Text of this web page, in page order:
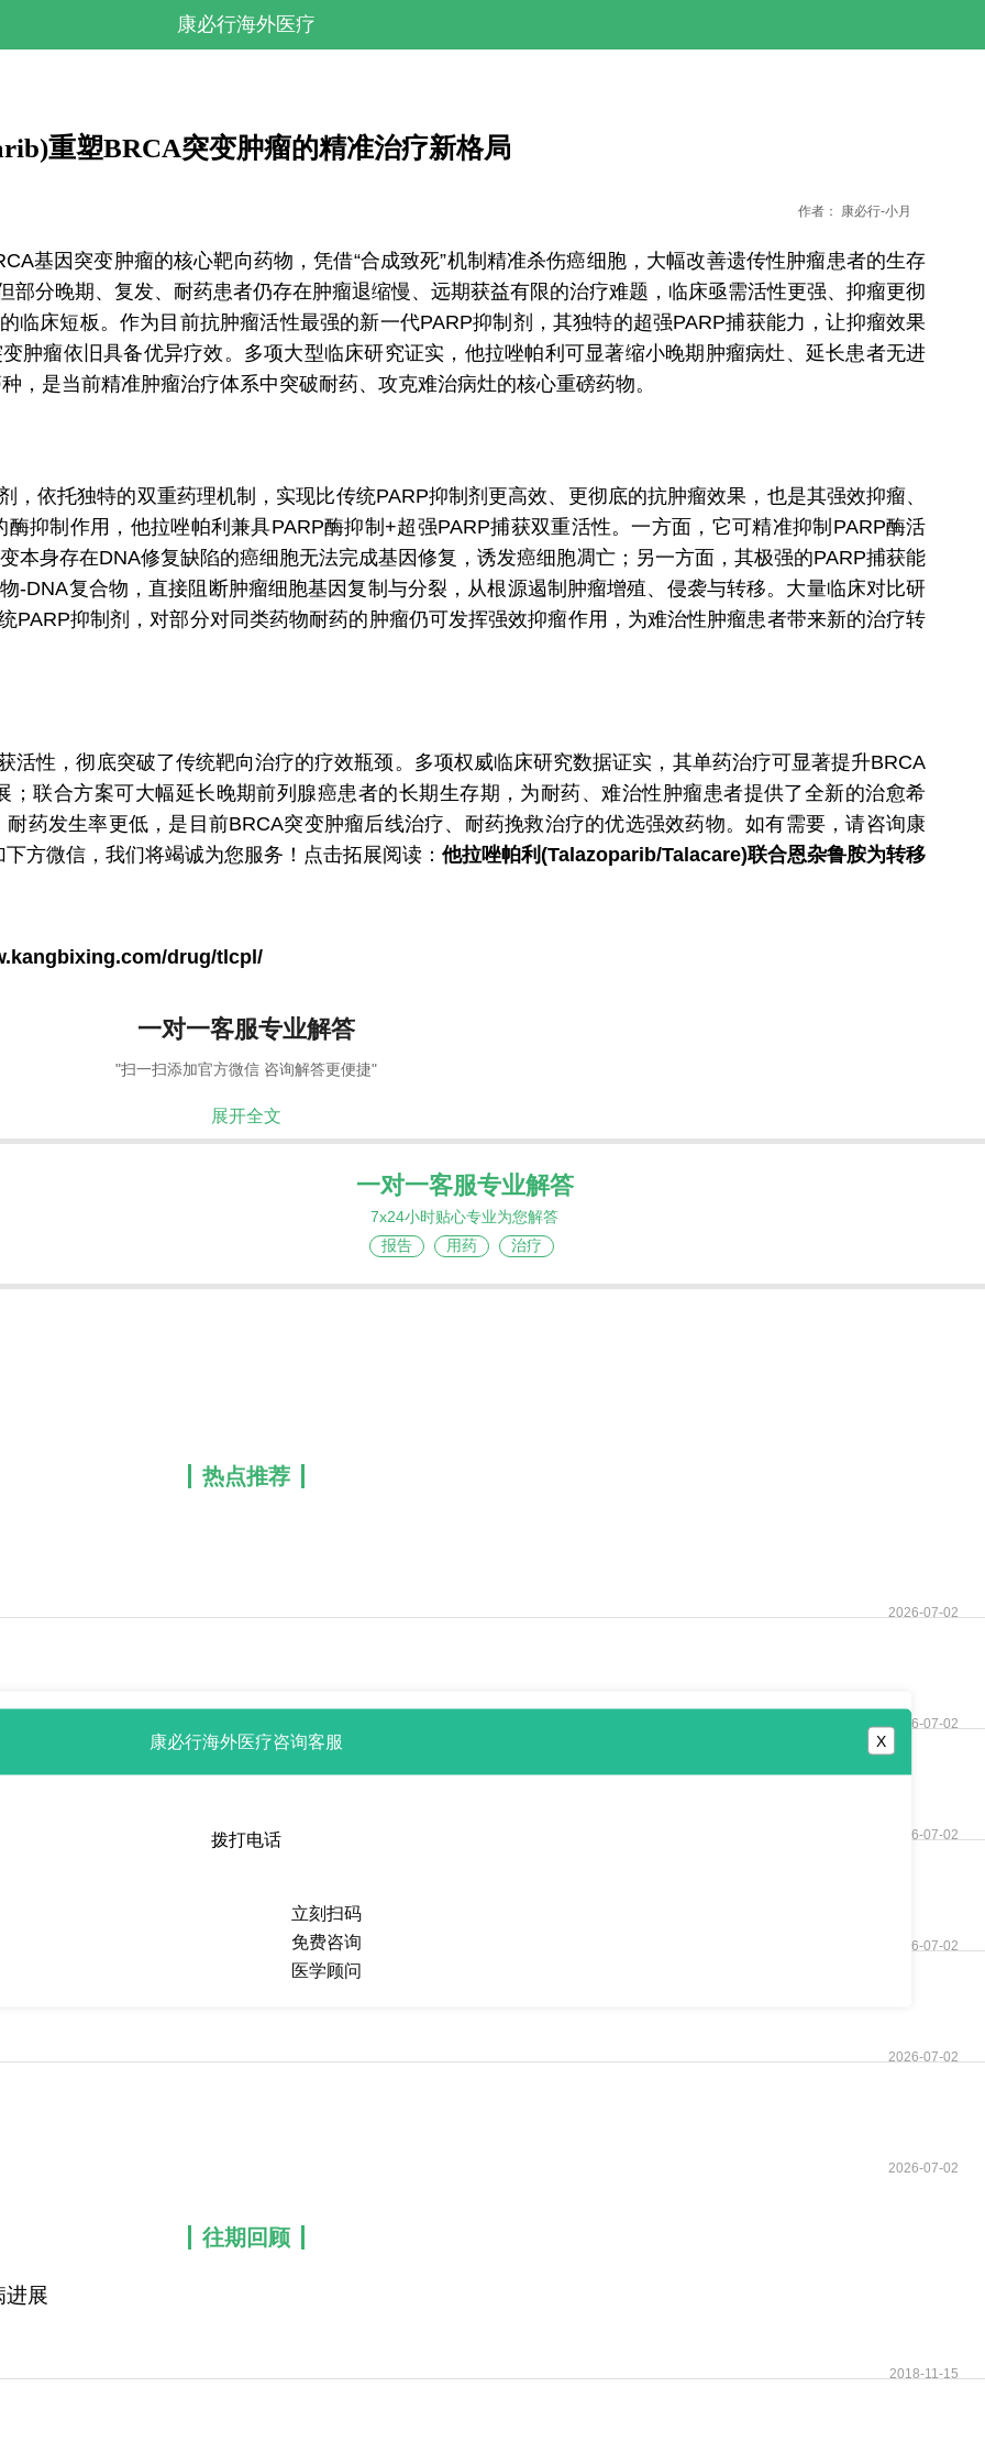
康必行海外医疗
重塑BRCA突变肿瘤的精准治疗新格局
作者： 康必行-小月
因突变肿瘤的核心靶向药物，凭借“合成致死”机制精准杀伤癌细胞，大幅改善遗传性肿瘤患者的生存
部分晚期、复发、耐药患者仍存在肿瘤退缩慢、远期获益有限的治疗难题，临床亟需活性更强、抑瘤更彻
临床短板。作为目前抗肿瘤活性最强的新一代PARP抑制剂，其独特的超强PARP捕获能力，让抑瘤效果
肿瘤依旧具备优异疗效。多项大型临床研究证实，他拉唑帕利可显著缩小晚期肿瘤病灶、延长患者无进
，是当前精准肿瘤治疗体系中突破耐药、攻克难治病灶的核心重磅药物。
，依托独特的双重药理机制，实现比传统PARP抑制剂更高效、更彻底的抗肿瘤效果，也是其强效抑瘤、
抑制作用，他拉唑帕利兼具PARP酶抑制+超强PARP捕获双重活性。一方面，它可精准抑制PARP酶活
本身存在DNA修复缺陷的癌细胞无法完成基因修复，诱发癌细胞凋亡；另一方面，其极强的PARP捕获能
-DNA复合物，直接阻断肿瘤细胞基因复制与分裂，从根源遏制肿瘤增殖、侵袭与转移。大量临床对比研
PARP抑制剂，对部分对同类药物耐药的肿瘤仍可发挥强效抑瘤作用，为难治性肿瘤患者带来新的治疗转
，彻底突破了传统靶向治疗的疗效瓶颈。多项权威临床研究数据证实，其单药治疗可显著提升BRCA
联合方案可大幅延长晚期前列腺癌患者的长期生存期，为耐药、难治性肿瘤患者提供了全新的治愈希
药发生率更低，是目前BRCA突变肿瘤后线治疗、耐药挽救治疗的优选强效药物。如有需要，请咨询康
方微信，我们将竭诚为您服务！点击拓展阅读：他拉唑帕利(Talazoparib/Talacare)联合恩杂鲁胺为转移
drug/tlcpl/
一对一客服专业解答
"扫一扫添加官方微信 咨询解答更便捷"
展开全文
一对一客服专业解答
7x24小时贴心专业为您解答
报告
用药 治疗
热点推荐
2026-07-02
2026-07-02
2026-07-02
2026-07-02
2026-07-02
2026-07-02
往期回顾
进展
2018-11-15
康必行海外医疗咨询客服 X
拨打电话
立刻扫码
免费咨询
医学顾问